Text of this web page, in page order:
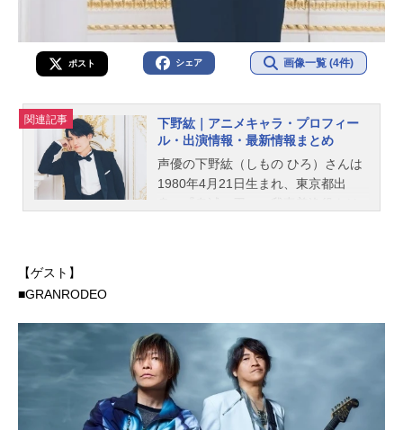
ポスト シェア 画像一覧 (4件)
関連記事
下野紘｜アニメキャラ・プロフィー
ル・出演情報・最新情報まとめ
声優の下野紘（しもの ひろ）さんは
1980年4月21日生まれ、東京都出
【ゲスト】
■GRANRODEO